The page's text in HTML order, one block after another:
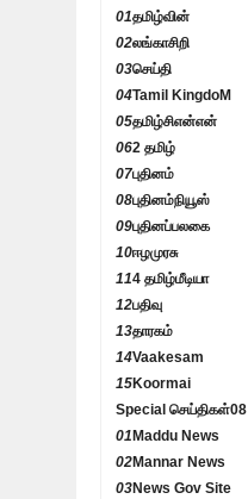
01தமிழ்வின்
02லங்காசிறி
03செய்தி
04Tamil KingdoM
05தமிழ்சிஎன்என்
062 தமிழ்
07புதினம்
08புதினம்நியூஸ்
09புதினப்பலகை
10ஈழமுரசு
114 தமிழ்மீடியா
12பதிவு
13தாரகம்
14Vaakesam
15Koormai
Special செய்திகள்08
01 Maddu News
02Mannar News
03News Gov Site